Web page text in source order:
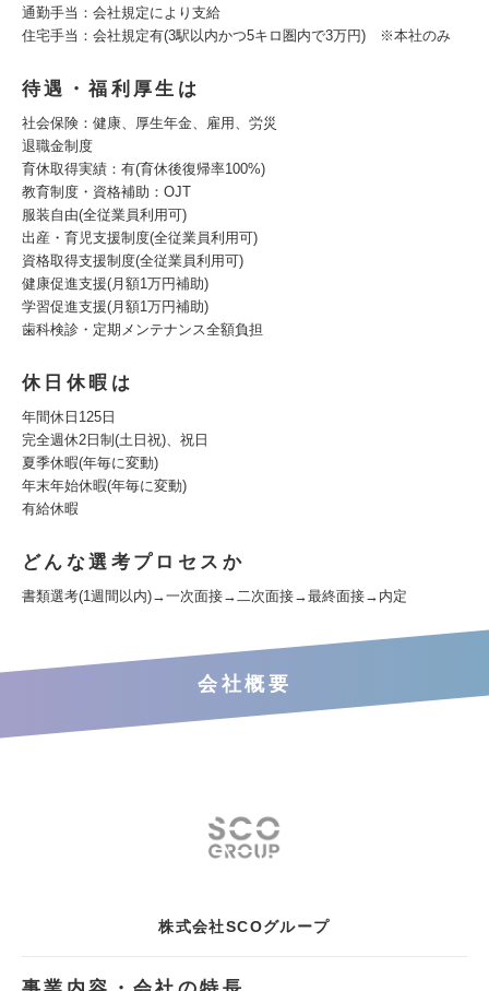
通勤手当：会社規定により支給
住宅手当：会社規定有(3駅以内かつ5キロ圏内で3万円) ※本社のみ
待遇・福利厚生は
社会保険：健康、厚生年金、雇用、労災
退職金制度
育休取得実績：有(育休後復帰率100%)
教育制度・資格補助：OJT
服装自由(全従業員利用可)
出産・育児支援制度(全従業員利用可)
資格取得支援制度(全従業員利用可)
健康促進支援(月額1万円補助)
学習促進支援(月額1万円補助)
歯科検診・定期メンテナンス全額負担
休日休暇は
年間休日125日
完全週休2日制(土日祝)、祝日
夏季休暇(年毎に変動)
年末年始休暇(年毎に変動)
有給休暇
どんな選考プロセスか
書類選考(1週間以内)→一次面接→二次面接→最終面接→内定
会社概要
株式会社SCOグループ